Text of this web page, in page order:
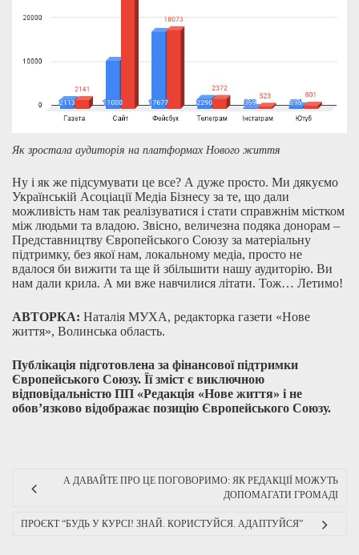
Як зростала аудиторія на платформах Нового життя
Ну і як же підсумувати це все? А дуже просто. Ми дякуємо
Українській Асоціації Медіа Бізнесу за те, що дали
можливість нам так реалізуватися і стати справжнім містком
між людьми та владою. Звісно, величезна подяка донорам –
Представництву Європейського Союзу за матеріальну
підтримку, без якої нам, локальному медіа, просто не
вдалося би вижити та ще й збільшити нашу аудиторію. Ви
нам дали крила. А ми вже навчилися літати. Тож… Летимо!
АВТОРКА: Наталія МУХА, редакторка газети «Нове
життя», Волинська область.
Публікація підготовлена за фінансової підтримки
Європейського Союзу. Її зміст є виключною
відповідальністю ПП «Редакція «Нове життя» і не
обов’язково відображає позицію Європейського Союзу.
А ДАВАЙТЕ ПРО ЦЕ ПОГОВОРИМО: ЯК РЕДАКЦІЇ МОЖУТЬ
ДОПОМАГАТИ ГРОМАДІ
ПРОЄКТ “БУДЬ У КУРСІ! ЗНАЙ. КОРИСТУЙСЯ. АДАПТУЙСЯ”